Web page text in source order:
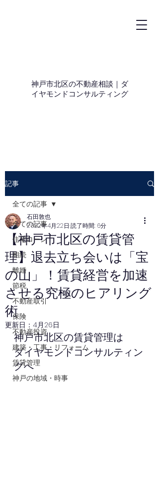
神戸市北区の不動産相談｜ダ
イヤモンドコンサルティング
記事
全ての記事
住宅ローン
相続
離婚
節税
不動産取引
保険
不動産投資
建築・工事・リフォーム
賃貸管理
神戸の地域・時事
全ての記事
【神戸市北区の賃貸管
理】退去立ち会いは「宝
の山」！賃貸経営を加速
させる究極のヒアリング
術
石田敦也
2022年4月22日 読了時間: 6分
更新日： 4月26日
神戸市北区の賃貸管理は
ダイヤモンドコンサルティン
グへ